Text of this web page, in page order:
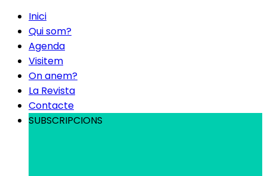
Inici
Qui som?
Agenda
Visitem
On anem?
La Revista
Contacte
SUBSCRIPCIONS